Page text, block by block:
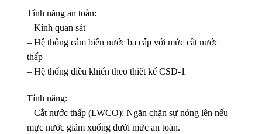
Tính năng an toàn:
– Kính quan sát
– Hệ thống cảm biến nước ba cấp với mức cắt nước
thấp
– Hệ thống điều khiển theo thiết kế CSD-1
Tính năng:
– Cắt nước thấp (LWCO): Ngăn chặn sự nóng lên nếu
mực nước giảm xuống dưới mức an toàn.